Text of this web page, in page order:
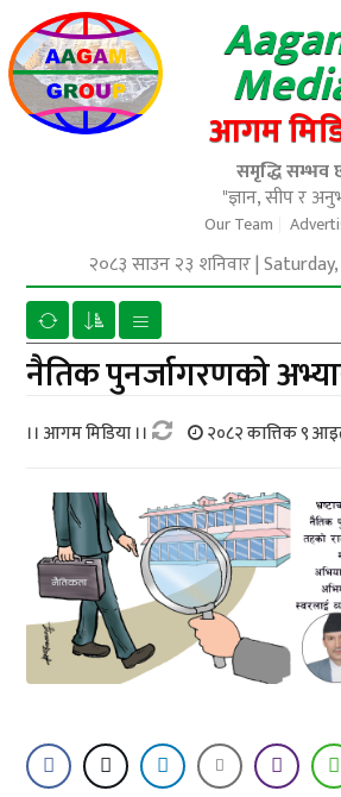
आगम
समृद्धि सम्भव
"ज्ञान, सीप र
Our Team
२०८३ साउन २३ शनिवार|
नैतिक पुनर्जागरणको
।। आगम मिडिया ।। २०८२ कात्तिक ९